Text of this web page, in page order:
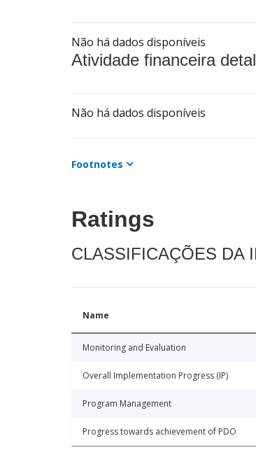
Não há dados disponíveis
Atividade financeira
Não há dados disponíveis
Footnotes
Ratings
CLASSIFICAÇÕES DA
Name
Monitoring and Evaluation
Overall Implementation Progress (IP)
Program Management
Progress towards achievement of PDO